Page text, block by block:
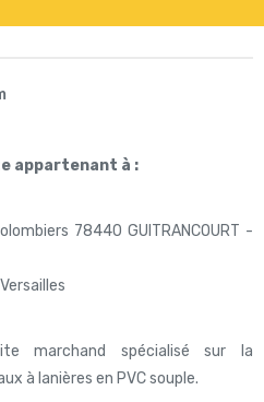
appartenant à :
78440 GUITRANCOURT -
marchand spécialisé sur la
à lanières en PVC souple.